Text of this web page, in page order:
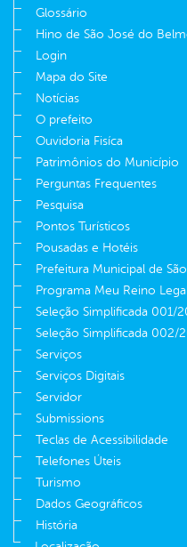
Glossário
Hino de São José do
Login
Mapa do Site
Notícias
O prefeito
Ouvidoria Fisíca
Patrimônios do Município
Perguntas Frequentes
Pesquisa
Pontos Turísticos
Pousadas e Hotéis
Prefeitura Municipal de
Programa Meu Reino
Seleção Simplificada 001/
Seleção Simplificada 002/
Serviços
Serviços Digitais
Servidor
Submissions
Teclas de Acessibilidade
Telefones Úteis
Turismo
Dados Geográficos
História